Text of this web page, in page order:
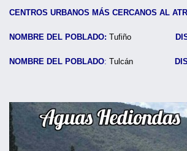
CENTROS URBANOS MÁS CERCANOS AL
NOMBRE DEL POBLADO: Tufiño
NOMBRE DEL POBLADO: Tulcán